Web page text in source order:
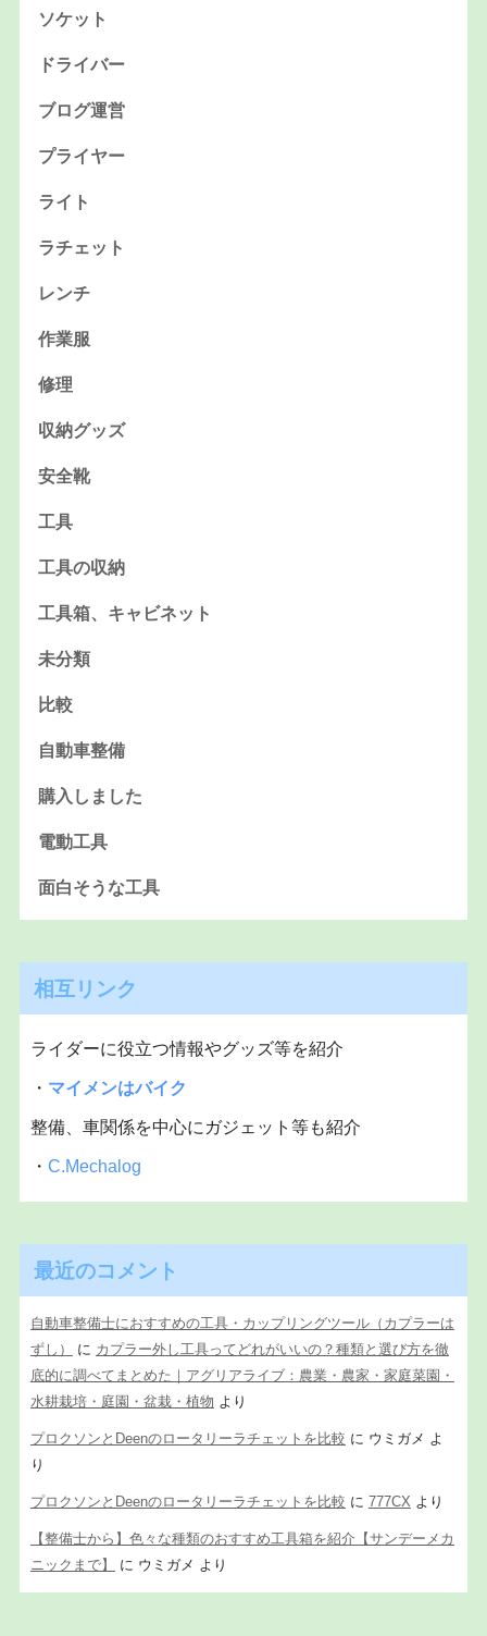
ソケット
ドライバー
ブログ運営
プライヤー
ライト
ラチェット
レンチ
作業服
修理
収納グッズ
安全靴
工具
工具の収納
工具箱、キャビネット
未分類
比較
自動車整備
購入しました
電動工具
面白そうな工具
相互リンク
ライダーに役立つ情報やグッズ等を紹介
・ マイメンはバイク
整備、車関係を中心にガジェット等も紹介
・ C.Mechalog
最近のコメント
自動車整備士におすすめの工具・カップリングツール（カプラーは
ずし）
に カプラー外し工具ってどれがいいの？種類と選び方を徹
底的に調べてまとめた｜アグリアライブ：農業・農家・家庭菜園・
水耕栽培・庭園・盆栽・植物 より
プロクソンとDeenのロータリーラチェットを比較 に ウミガメ よ
り
プロクソンとDeenのロータリーラチェットを比較 に 777CX より
【整備士から】色々な種類のおすすめ工具箱を紹介【サンデーメカ
ニックまで】
に ウミガメ より